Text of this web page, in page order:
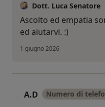
Dott. Luca Senatore
Ascolto ed empatia
ed aiutarvi. :)
1 giugno 2026
A.D Numero di